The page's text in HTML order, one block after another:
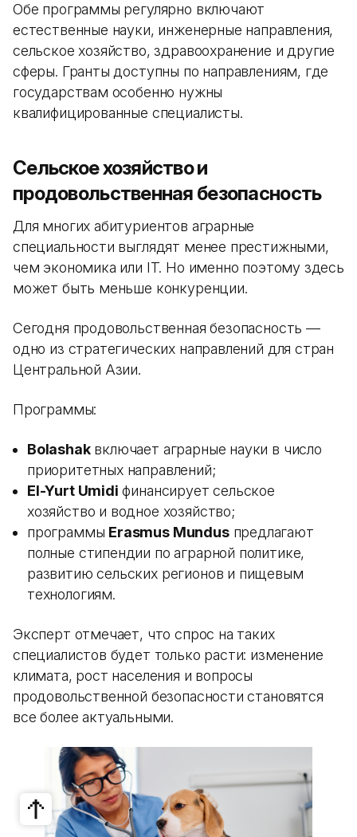
Обе программы регулярно включают
естественные науки, инженерные направления,
сельское хозяйство, здравоохранение и другие
сферы. Гранты доступны по направлениям, где
государствам особенно нужны
квалифицированные специалисты.
Сельское хозяйство и
продовольственная безопасность
Для многих абитуриентов аграрные
специальности выглядят менее престижными,
чем экономика или IT. Но именно поэтому здесь
может быть меньше конкуренции.
Сегодня продовольственная безопасность —
одно из стратегических направлений для стран
Центральной Азии.
Программы:
Bolashakвключает аграрные науки в число
приоритетных направлений;
El-Yurt Umidi финансирует сельское
хозяйство и водное хозяйство;
программы Erasmus Mundusпредлагают
полные стипендии по аграрной политике,
развитию сельских регионов и пищевым
технологиям.
Эксперт отмечает, что спрос на таких
специалистов будет только расти: изменение
климата, рост населения и вопросы
продовольственной безопасности становятся
все более актуальными.